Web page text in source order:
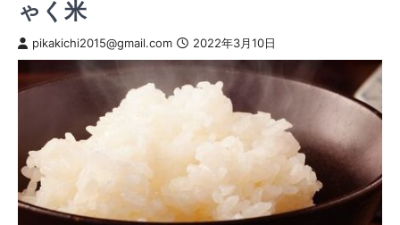
ゃく米
pikakichi2015@gmail.com 2022年3月10日